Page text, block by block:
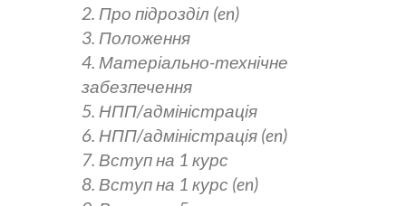
2. Про підрозділ (en)
3. Положення
4. Матеріально-технічне
забезпечення
5. НПП/адміністрація
6. НПП/адміністрація (en)
7. Вступ на 1 курс
8. Вступ на 1 курс (en)